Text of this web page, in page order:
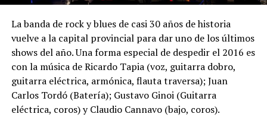
La banda de rock y blues de casi 30 años de historia
vuelve a la capital provincial para dar uno de los últimos
shows del año. Una forma especial de despedir el 2016 es
con la música de Ricardo Tapia (voz, guitarra dobro,
guitarra eléctrica, armónica, flauta traversa); Juan
Carlos Tordó (Batería); Gustavo Ginoi (Guitarra
eléctrica, coros) y Claudio Cannavo (bajo, coros).